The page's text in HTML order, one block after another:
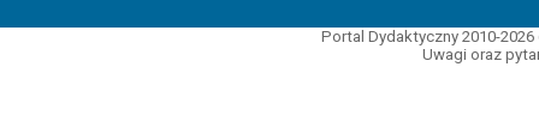
Portal Dydaktyczny 2010-
Uwagi oraz